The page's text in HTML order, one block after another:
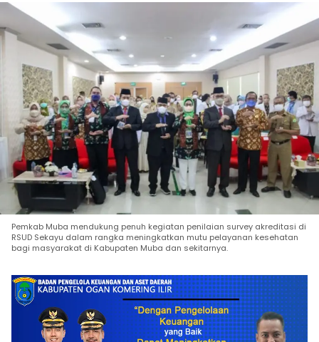
Pemkab Muba mendukung penuh kegiatan penilaian survey akreditasi di
RSUD Sekayu dalam rangka meningkatkan mutu pelayanan kesehatan
bagi masyarakat di Kabupaten Muba dan sekitarnya.